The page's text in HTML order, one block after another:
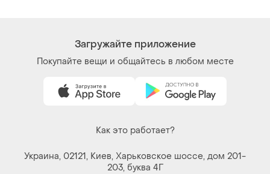
Загружайте приложение
Покупайте вещи и общайтесь в любом месте
Как это работает?
Украина, 02121, Киев, Харьковское шоссе, дом 201-
203, буква 4Г